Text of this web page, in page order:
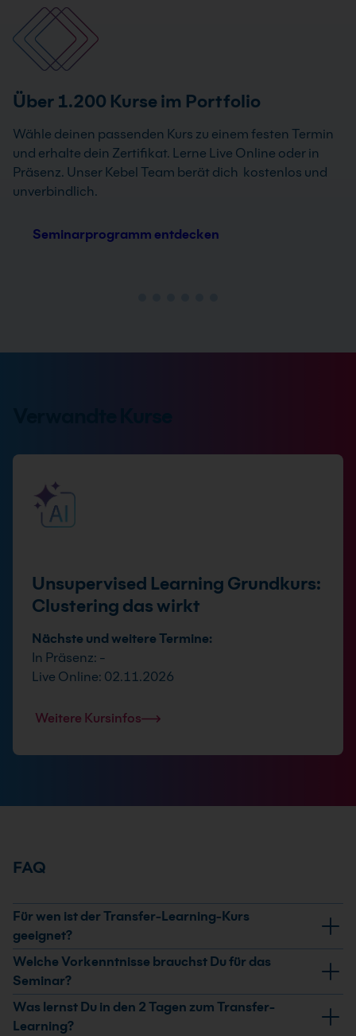
Über 1.200 Kurse im Portfolio
Wähle deinen passenden Kurs zu einem festen Termin
und erhalte dein Zertifikat. Lerne Live Online oder in
Präsenz. Unser Kebel Team berät dich kostenlos und
unverbindlich.
Seminarprogramm entdecken
Unsupervised Learning Grundkurs:
Clustering das wirkt
Nächste und weitere Termine:
In Präsenz: -
Live Online: 02.11.2026
Weitere Kursinfos
FAQ
Für wen ist der Transfer-Learning-Kurs
geeignet?
Der Kurs richtet sich an Data-Scientists, Machine-
Learning-Engineers und Entwicklerinnen und
Entwickler, die vortrainierte Modelle effizient an eigene
Aufgaben anpassen möchten. Er passt besonders,
Welche Vorkenntnisse brauchst Du für das
Seminar?
Du solltest Grundkenntnisse in Machine-Learning,
Modelltraining, Train/Validation/Test-Splits,
Was lernst Du in den 2 Tagen zum Transfer-
Learning?